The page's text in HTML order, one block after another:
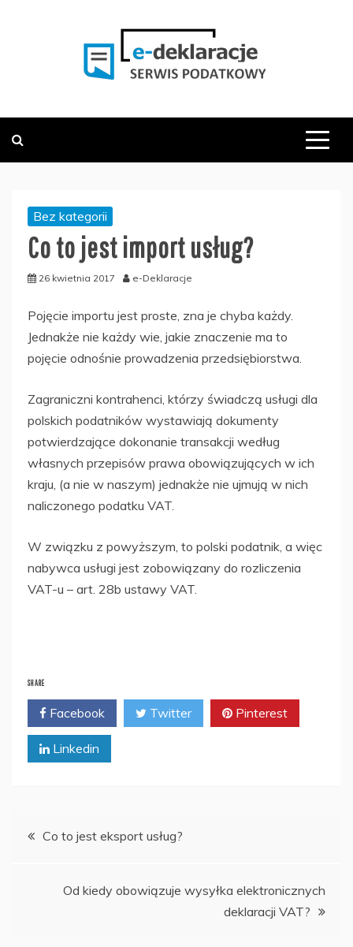
Bez kategorii
Co to jest import usług?
26 kwietnia 2017 e-Deklaracje
Pojęcie importu jest proste, zna je chyba każdy.
Jednakże nie każdy wie, jakie znaczenie ma to
pojęcie odnośnie prowadzenia przedsiębiorstwa.
Zagraniczni kontrahenci, którzy świadczą usługi dla
polskich podatników wystawiają dokumenty
potwierdzające dokonanie transakcji według
własnych przepisów prawa obowiązujących w ich
kraju, (a nie w naszym) jednakże nie ujmują w nich
naliczonego podatku VAT.
W związku z powyższym, to polski podatnik, a więc
nabywca usługi jest zobowiązany do rozliczenia
VAT-u – art. 28b ustawy VAT.
SHARE
Facebook Twitter Pinterest
Linkedin
Nawigacja
Co to jest eksport usług?
Od kiedy obowiązuje wysyłka elektronicznych
deklaracji VAT?